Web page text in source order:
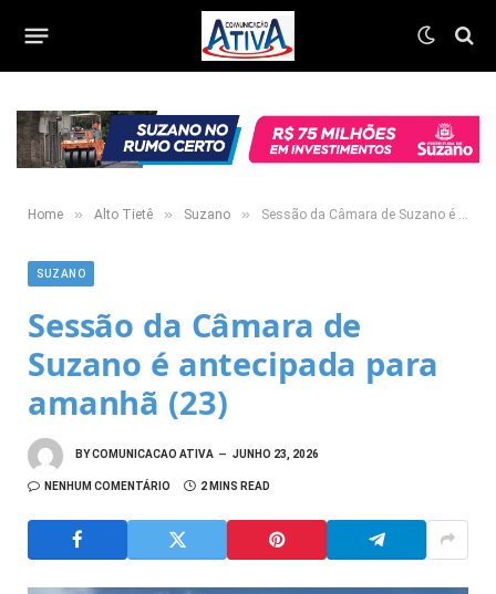
Home » Alto Tietê » Suzano » Sessão da Câmara de Suzano é antecipada para amanhã (23)
SUZANO
Sessão da Câmara de
Suzano é antecipada para
amanhã (23)
BYCOMUNICACAO ATIVA JUNHO 23, 2026
NENHUM COMENTÁRIO 2 MINS READ